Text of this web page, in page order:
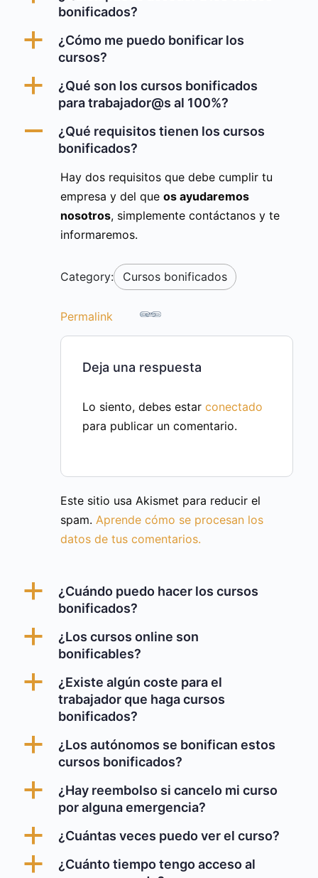
bonificados?
a
¿Cómo me puedo bonificar los
cursos?
a
¿Qué son los cursos bonificados
para trabajador@s al 100%?
A
¿Qué requisitos tienen los cursos
bonificados?
Hay dos requisitos que debe cumplir tu
empresa y del que os ayudaremos
nosotros, simplemente contáctanos y te
informaremos.
Category: Cursos bonificados
Permalink
Deja una respuesta
Lo siento, debes estar conectado
para publicar un comentario.
Este sitio usa Akismet para reducir el
spam. Aprende cómo se procesan los
datos de tus comentarios.
a
¿Cuándo puedo hacer los cursos
bonificados?
a
¿Los cursos online son
bonificables?
a
¿Existe algún coste para el
trabajador que haga cursos
bonificados?
a
¿Los autónomos se bonifican estos
cursos bonificados?
a
¿Hay reembolso si cancelo mi curso
por alguna emergencia?
a ¿Cuántas veces puedo ver el curso?
a
¿Cuánto tiempo tengo acceso al